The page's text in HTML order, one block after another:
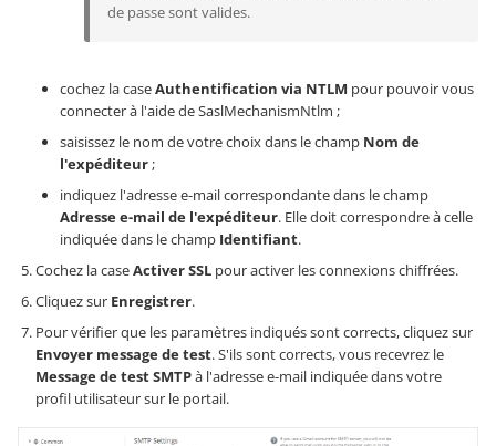
de passe sont valides.
cochez la caseAuthentification via NTLM pour pouvoir vous
connecter à l'aide de SaslMechanismNtlm ;
saisissez le nom de votre choix dans le champ Nom de
l'expéditeur ;
indiquez l'adresse e-mail correspondante dans le champ
Adresse e-mail de l'expéditeur. Elle doit correspondre à celle
indiquée dans le champ Identifiant.
Cochez la caseActiver SSL pour activer les connexions chiffrées.
Cliquez sur Enregistrer.
Pour vérifier que les paramètres indiqués sont corrects, cliquez sur
Envoyer message de test. S'ils sont corrects, vous recevrez le
Message de test SMTPà l'adresse e-mail indiquée dans votre
profil utilisateur sur le portail.